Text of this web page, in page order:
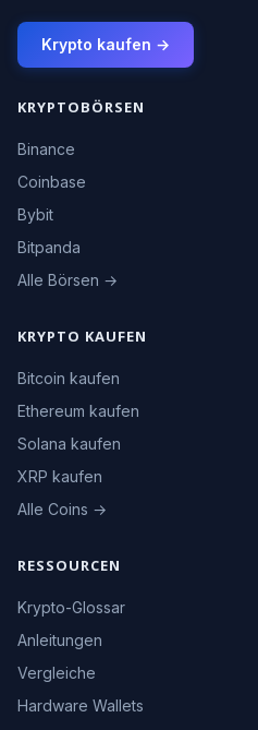
Krypto kaufen →
KRYPTOBÖRSEN
Binance
Coinbase
Bybit
Bitpanda
Alle Börsen →
KRYPTO KAUFEN
Bitcoin kaufen
Ethereum kaufen
Solana kaufen
XRP kaufen
Alle Coins →
RESSOURCEN
Krypto-Glossar
Anleitungen
Vergleiche
Hardware Wallets